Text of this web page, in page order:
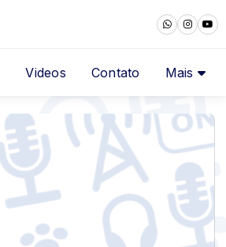
Videos Contato Mais